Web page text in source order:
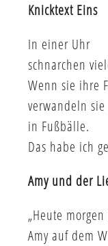
Knicktext Eins
In einer Uhr
schnarchen
Wenn sie ihre
verwandeln sie
in Fußbälle.
Das habe ich
Amy und der
„Heute
Amy auf dem